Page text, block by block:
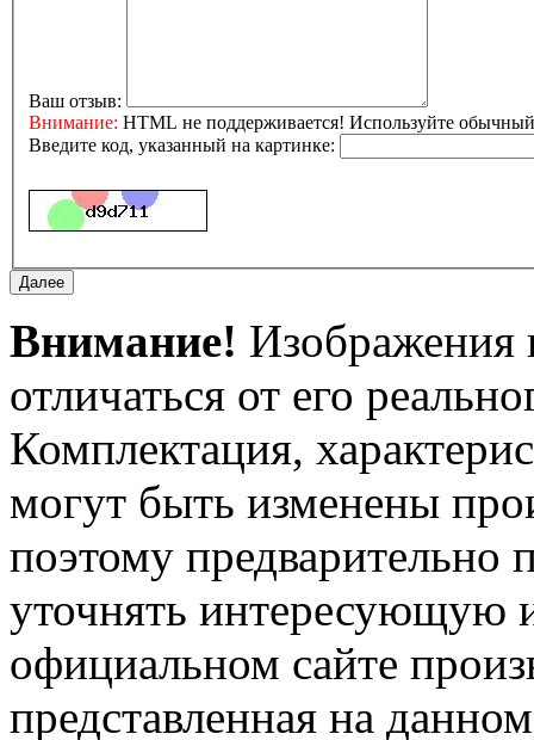
Ваш отзыв:
Внимание: HTML не поддерживается! Используйте обычный
Введите код, указанный на картинке:
Внимание! Изображения
отличаться от его
Комплектация,
могут быть изменены
поэтому предварительно
уточнять интересующую
официальном сайте
представленная на